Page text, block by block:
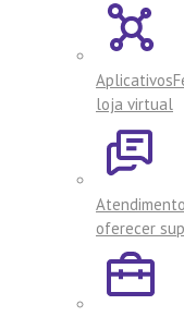
Aplicativos
loja virtual
Atendimento
oferecer